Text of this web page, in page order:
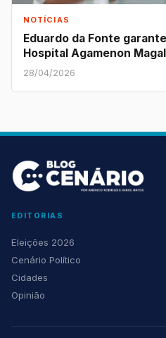
NOTÍCIAS
Eduardo da Fonte
Hospital Agamenon
28/04/2026
EDITORIAS
Eleições 2026
Cenário Político
Cidades
Opinião